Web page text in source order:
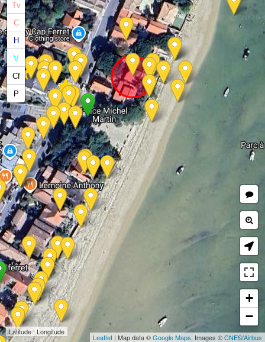
★
★
★
Tv
C
H
V
Cf
P
Latitude : Longitude
+
−
Leaflet | Map data ©Google Maps, Images ©CNES/Airbus